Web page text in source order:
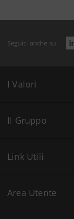
Seguici anche su
I Valori
Il Gruppo
Link Utili
Area Utente